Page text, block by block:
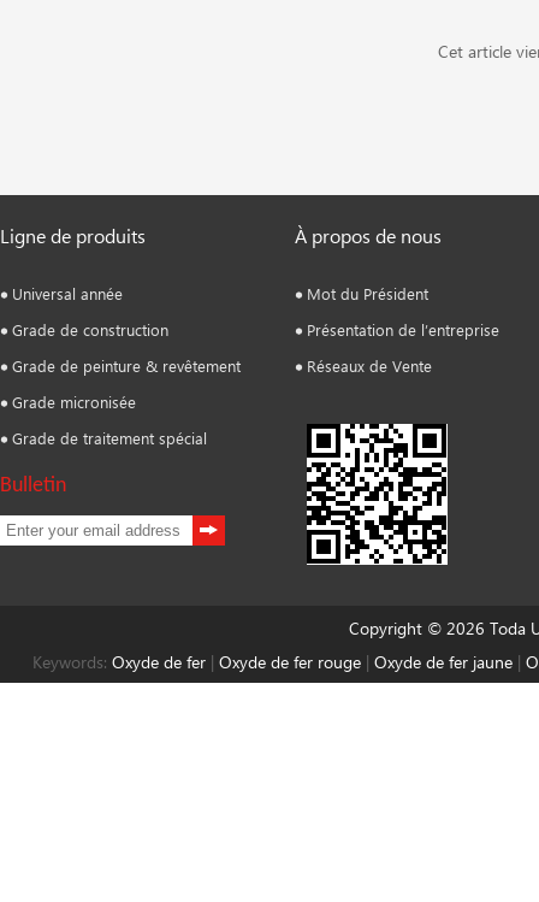
Cet article
Ligne de produits
Universal année
Grade de construction
Grade de peinture & revêtement
Grade micronisée
Grade de traitement spécial
Bulletin
À propos de nous
Mot du Président
Présentation de l’entreprise
Réseaux de Vente
Copyright © 2026 Toda
Keywords:Oxyde de fer |Oxyde de fer rouge |Oxyde de fer jaune |